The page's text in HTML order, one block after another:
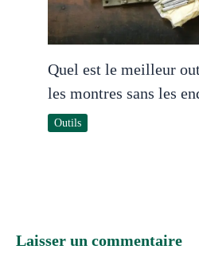
Quel est le meilleur
les montres sans les
Outils
Laisser un commentaire